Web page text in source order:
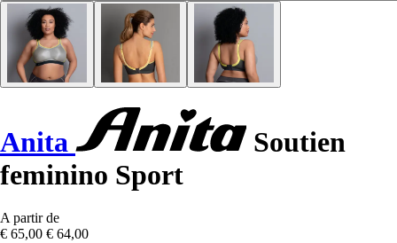
Anita
Soutien
feminino Sport
A partir de
€ 65,00 € 64,00